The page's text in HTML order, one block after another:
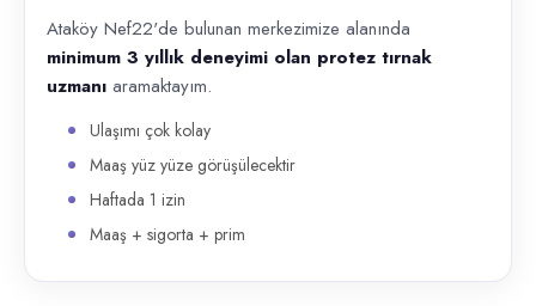
Ataköy Nef22'de bulunan merkezimize alanında
minimum 3 yıllık deneyimi olan protez tırnak
uzmanı aramaktayım.
Ulaşımı çok kolay
Maaş yüz yüze görüşülecektir
Haftada 1 izin
Maaş + sigorta + prim